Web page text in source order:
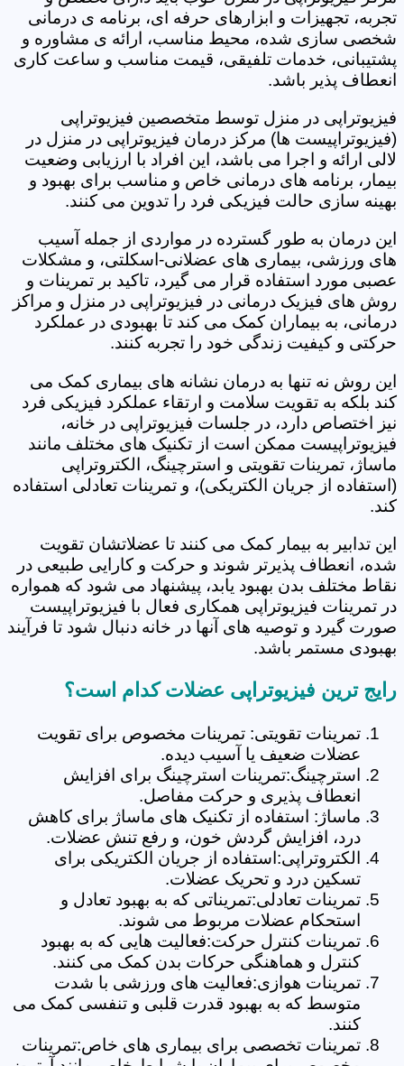
تجربه، تجهیزات و ابزارهای حرفه ای، برنامه ی درمانی
شخصی سازی شده، محیط مناسب، ارائه ی مشاوره و
پشتیبانی، خدمات تلفیقی، قیمت مناسب و ساعت کاری
انعطاف پذیر باشد.
فیزیوتراپی در منزل توسط متخصصین فیزیوتراپی
(فیزیوتراپیست ها) مرکز درمان فیزیوتراپی در منزل در
لالی ارائه و اجرا می باشد، این افراد با ارزیابی وضعیت
بیمار، برنامه های درمانی خاص و مناسب برای بهبود و
بهینه سازی حالت فیزیکی فرد را تدوین می کنند.
این درمان به طور گسترده در مواردی از جمله آسیب
های ورزشی، بیماری های عضلانی-اسکلتی، و مشکلات
عصبی مورد استفاده قرار می گیرد، تاکید بر تمرینات و
روش های فیزیک درمانی در فیزیوتراپی در منزل و مراکز
درمانی، به بیماران کمک می کند تا بهبودی در عملکرد
حرکتی و کیفیت زندگی خود را تجربه کنند.
این روش نه تنها به درمان نشانه های بیماری کمک می
کند بلکه به تقویت سلامت و ارتقاء عملکرد فیزیکی فرد
نیز اختصاص دارد، در جلسات فیزیوتراپی در خانه،
فیزیوتراپیست ممکن است از تکنیک های مختلف مانند
ماساژ، تمرینات تقویتی و استرچینگ، الکتروتراپی
(استفاده از جریان الکتریکی)، و تمرینات تعادلی استفاده
کند.
این تدابیر به بیمار کمک می کنند تا عضلاتشان تقویت
شده، انعطاف پذیرتر شوند و حرکت و کارایی طبیعی در
نقاط مختلف بدن بهبود یابد، پیشنهاد می شود که همواره
در تمرینات فیزیوتراپی همکاری فعال با فیزیوتراپیست
صورت گیرد و توصیه های آنها در خانه دنبال شود تا فرآیند
بهبودی مستمر باشد.
رایج ترین فیزیوتراپی عضلات کدام است؟
تمرینات تقویتی: تمرینات مخصوص برای تقویت
عضلات ضعیف یا آسیب دیده.
استرچینگ:تمرینات استرچینگ برای افزایش
انعطاف پذیری و حرکت مفاصل.
ماساژ: استفاده از تکنیک های ماساژ برای کاهش
درد، افزایش گردش خون، و رفع تنش عضلات.
الکتروتراپی:استفاده از جریان الکتریکی برای
تسکین درد و تحریک عضلات.
تمرینات تعادلی:تمریناتی که به بهبود تعادل و
استحکام عضلات مربوط می شوند.
تمرینات کنترل حرکت:فعالیت هایی که به بهبود
کنترل و هماهنگی حرکات بدن کمک می کنند.
تمرینات هوازی:فعالیت های ورزشی با شدت
متوسط که به بهبود قدرت قلبی و تنفسی کمک می
کنند.
تمرینات تخصصی برای بیماری های خاص:تمرینات